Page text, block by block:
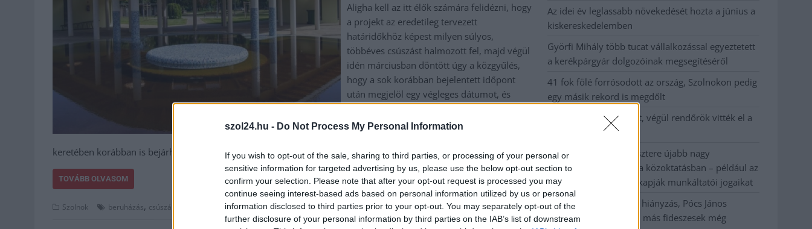
szol24.hu - Do Not Process My Personal Information
If you wish to opt-out of the sale, sharing to third parties, or processing of your personal or
sensitive information for targeted advertising by us, please use the below opt-out section to
confirm your selection. Please note that after your opt-out request is processed you may
continue seeing interest-based ads based on personal information utilized by us or personal
information disclosed to third parties prior to your opt-out. You may separately opt-out of the
further disclosure of your personal information by third parties on the IAB’s list of downstream
Aligha kell az itt élők számára felidézni, hogy
a projekt az eredetileg tervezett
határidőkhöz képest milyen súlyos,
többéves csúszást halmozott fel, majd végül
idén márciusban döntött úgy a közgyűlés,
hogy a sok korábban bejelentett időpont
után megjelöl egy végleges dátumot, és
vágyó látogatók előtt. Akik gyorsan lecsaptak
keretében korábban is bejárhatják és kipróbálhatják a komplexumot.
TOVÁBB OLVASOM
Szolnok beruházás, csúszás költségvetés,nyitás ,projekt,strand,Szolnok,teszt,tesztüzem,Tiszaligeti Élményfürdő
Az idei év leglassabb növekedését hozta a június a
kiskereskedelemben
Györfi Mihály több tucat vállalkozással egyeztetett
a kerékpárgyár dolgozóinak megsegítéséről
41 fok fölé forrósodott az ország, Szolnokon pedig
egy másik rekord is megdőlt
Egy telefonhívást akart, végül rendőrök vitték el a
mezőtúri férfit
A Tisza kormány minisztere újabb nagy
változásokról döntött a közoktatásban – például az
iskolaigazgatók visszakapják munkáltatói jogaikat
Sok volt az igazolatlan hiányzás, Pócs János
fizetéslevonást kapott, más fideszesek még